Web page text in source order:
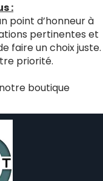
:
point d’honneur à
pertinentes et
faire un choix juste.
priorité.
boutique